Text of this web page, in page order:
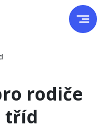
rodiče
tříd